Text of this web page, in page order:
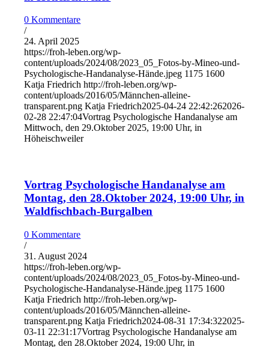
0 Kommentare
/
24. April 2025
https://froh-leben.org/wp-
content/uploads/2024/08/2023_05_Fotos-by-Mineo-und-
Psychologische-Handanalyse-Hände.jpeg 1175 1600
Katja Friedrich http://froh-leben.org/wp-
content/uploads/2016/05/Männchen-alleine-
transparent.png Katja Friedrich2025-04-24 22:42:262026-
02-28 22:47:04Vortrag Psychologische Handanalyse am
Mittwoch, den 29.Oktober 2025, 19:00 Uhr, in
Höheischweiler
Vortrag Psychologische Handanalyse am
Montag, den 28.Oktober 2024, 19:00 Uhr, in
Waldfischbach-Burgalben
0 Kommentare
/
31. August 2024
https://froh-leben.org/wp-
content/uploads/2024/08/2023_05_Fotos-by-Mineo-und-
Psychologische-Handanalyse-Hände.jpeg 1175 1600
Katja Friedrich http://froh-leben.org/wp-
content/uploads/2016/05/Männchen-alleine-
transparent.png Katja Friedrich2024-08-31 17:34:322025-
03-11 22:31:17Vortrag Psychologische Handanalyse am
Montag, den 28.Oktober 2024, 19:00 Uhr, in